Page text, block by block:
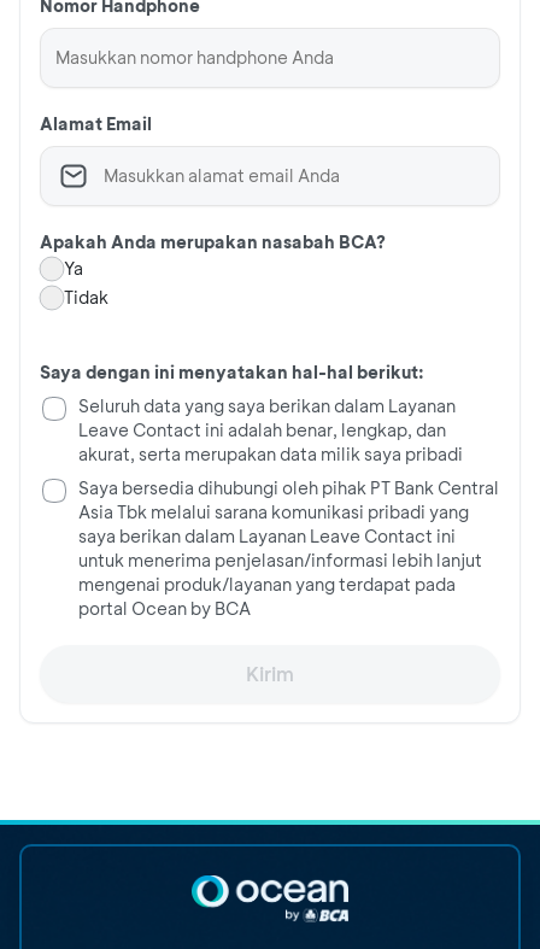
Nomor Handphone
Alamat Email
Apakah Anda merupakan nasabah BCA?
Ya
Tidak
Saya dengan ini menyatakan hal-hal berikut:
Seluruh data yang saya berikan dalam Layanan
Leave Contact ini adalah benar, lengkap, dan
akurat, serta merupakan data milik saya pribadi
Saya bersedia dihubungi oleh pihak PT Bank Central
Asia Tbk melalui sarana komunikasi pribadi yang
saya berikan dalam Layanan Leave Contact ini
untuk menerima penjelasan/informasi lebih lanjut
mengenai produk/layanan yang terdapat pada
portal Ocean by BCA
Kirim